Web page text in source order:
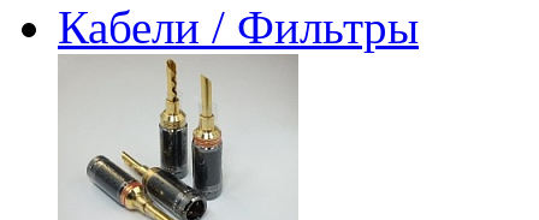
Кабели / Фильтры